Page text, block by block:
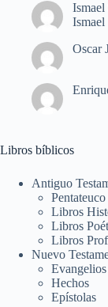
Ismael
Ismael
Oscar
Libros bíblicos
Antiguo
Pentateuco
Libros
Libros
Libros
Nuevo
Evangelios
Hechos
Epístolas